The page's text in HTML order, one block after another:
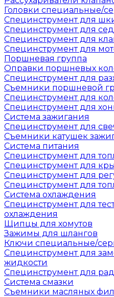
Головки специальные/
Специнструмент для
Специнструмент для
Специнструмент для
Специнструмент для
Поршневая группа
Оправки поршневых
Специнструмент для
Съемники поршневой
Специнструмент для
Специнструмент для
Система зажигания
Специнструмент для
Съемники катушек
Система питания
Специнструмент для
Специнструмент для
Специнструмент для
Специнструмент для
Система охлаждения
Специнструмент для
охлаждения
Щипцы для хомутов
Зажимы для шлангов
Ключи специальные/
Специнструмент для
жидкости
Специнструмент для
Система смазки
Съемники масляных